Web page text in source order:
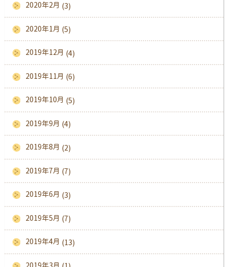
2020年2月 (3)
2020年1月 (5)
2019年12月 (4)
2019年11月 (6)
2019年10月 (5)
2019年9月 (4)
2019年8月 (2)
2019年7月 (7)
2019年6月 (3)
2019年5月 (7)
2019年4月 (13)
2019年3月